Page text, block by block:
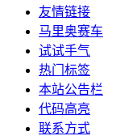
友情链接
马里奥赛车
试试手气
热门标签
本站公告栏
代码高亮
联系方式